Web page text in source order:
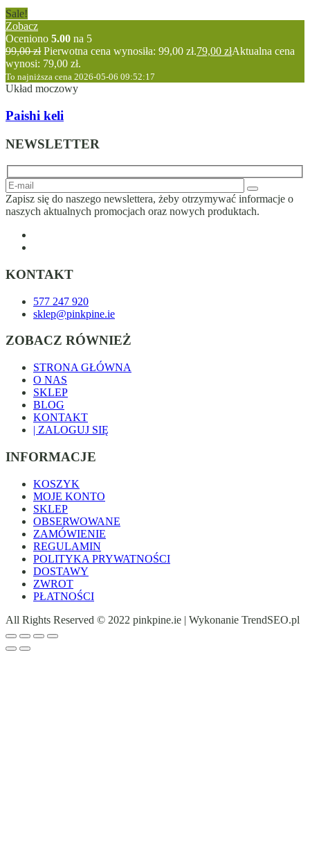
Sale!
Zobacz
Oceniono 5.00 na 5
99,00zł Pierwotna cena wynosiła: 99,00 zł.79,00 złAktualna cena
wynosi: 79,00 zł.
To najniższa cena 2026-05-06 09:52:17
Układ moczowy
Paishi keli
NEWSLETTER
Zapisz się do naszego newslettera, żeby otrzymywać informacje o
naszych aktualnych promocjach oraz nowych produktach.
KONTAKT
577 247 920
sklep@pinkpine.ie
ZOBACZ RÓWNIEŻ
STRONA GŁÓWNA
O NAS
SKLEP
BLOG
KONTAKT
| ZALOGUJ SIĘ
INFORMACJE
KOSZYK
MOJE KONTO
SKLEP
OBSERWOWANE
ZAMÓWIENIE
REGULAMIN
POLITYKA PRYWATNOŚCI
DOSTAWY
ZWROT
PŁATNOŚCI
All Rights Reserved © 2022 pinkpine.ie | Wykonanie TrendSEO.pl